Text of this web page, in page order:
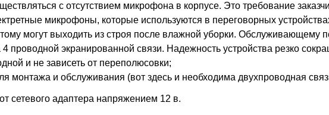
с отсутствием микрофона в корпусе. Это требование
микрофоны, которые используются в переговорных
могут выходить из строя после влажной уборки. Обслуживающему
проводной экранированной связи. Надежность устройства резко
и не зависеть от переполюсовки;
монтажа и обслуживания (вот здесь и необходима двухпроводная
сетевого адаптера напряжением 12 в.